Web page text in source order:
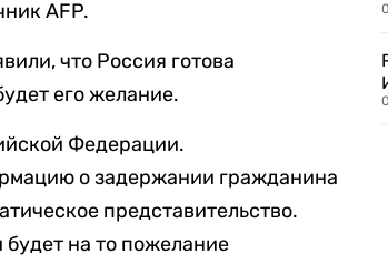
AFP.
что Россия готова
его желание.
Федерации.
о задержании гражданина
представительство.
на то пожелание